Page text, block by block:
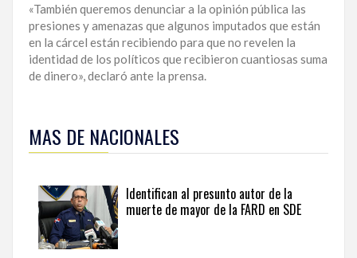
«También queremos denunciar a la opinión pública las
presiones y amenazas que algunos imputados que están
en la cárcel están recibiendo para que no revelen la
identidad de los políticos que recibieron cuantiosas suma
de dinero», declaró ante la prensa.
esta
información
seguir
actualidad
del
país
MAS DE NACIONALES
Identifican al presunto autor de la
muerte de mayor de la FARD en SDE